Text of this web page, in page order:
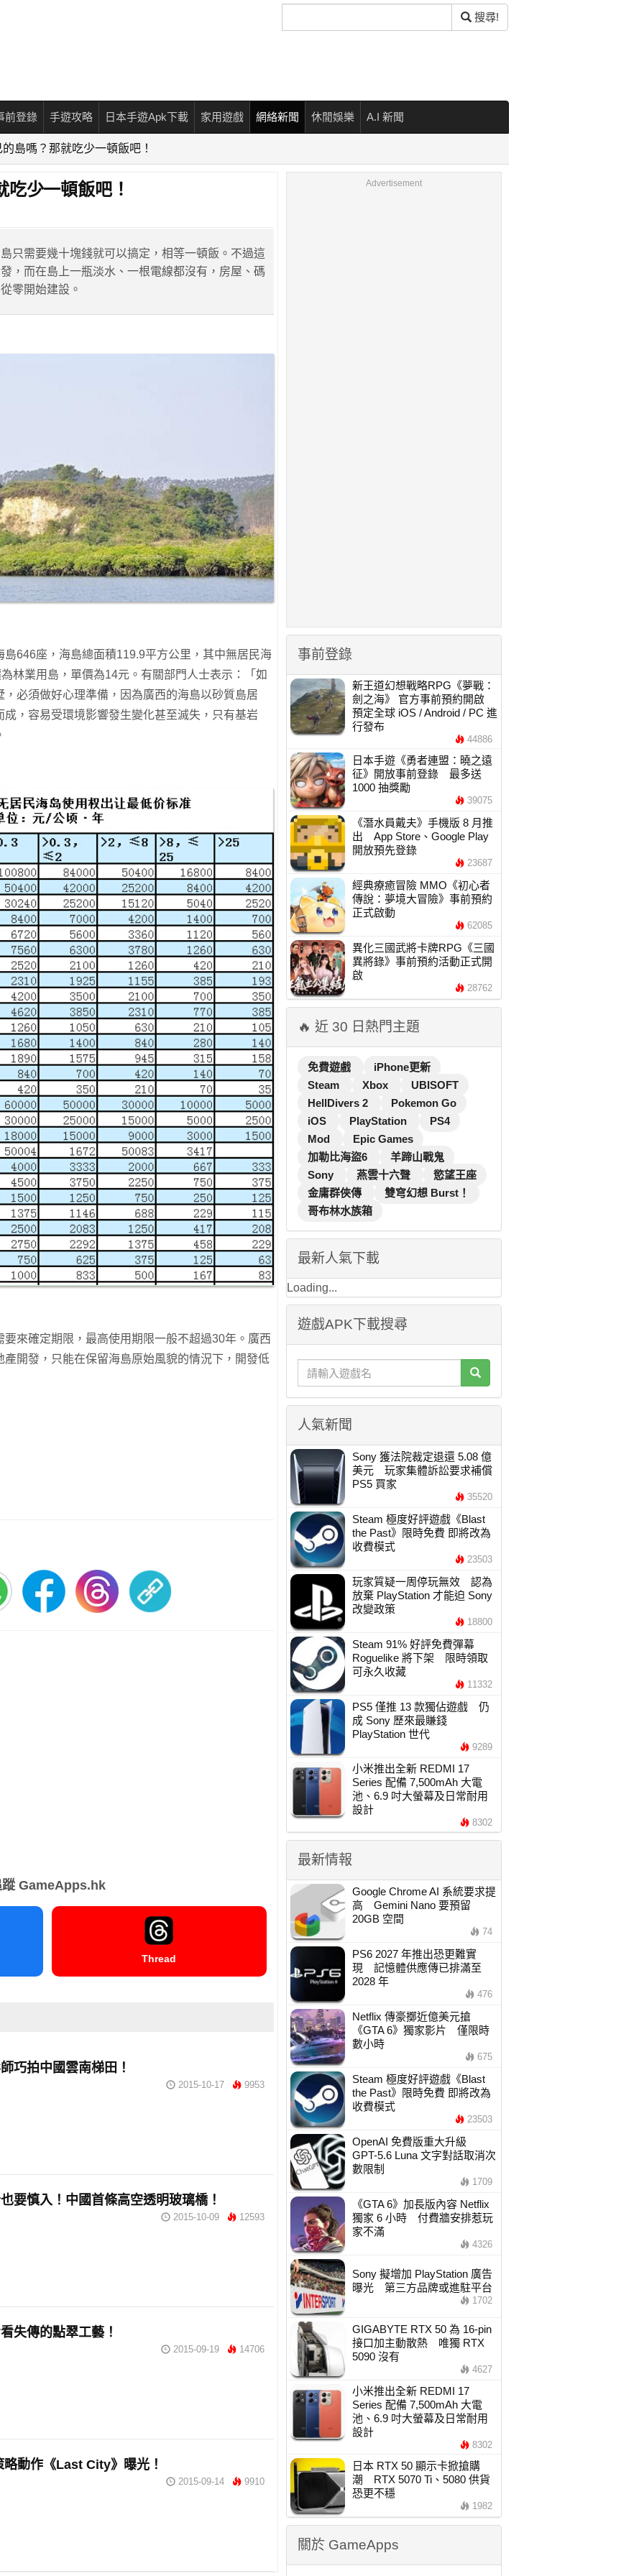
尋
搜尋!
前登錄 手遊攻略 日本手遊Apk下載 家用遊戲 網絡新聞 休閒娛樂 A.I 新聞
島嗎？那就吃少一頓飯吧！
少一頓飯吧！
只需要幾十塊錢就可以搞定，相等一頓飯。不過這
，而在島上一瓶淡水、一根電線都沒有，房屋、碼
零開始建設。
646座，海島總面積119.9平方公里，其中無居民海
林業用島，單價為14元。 有關部門人士表示：「如
必須做好心理準備，因為廣西的海島以砂質島居
，容易受環境影響發生變化甚至滅失，只有基岩
來確定期限，最高使用期限一般不超過30年。廣西
開發，只能在保留海島原始風貌的情況下，開發低
蹤 GameApps.hk
Thread
巧拍中國雲南梯田！
2015-10-17 9953
要慎入！中國首條高空透明玻璃橋！
2015-10-09 12593
失傳的點翠工藝！
2015-09-19 14706
略動作《Last City》曝光！
2015-09-14 9910
Advertisement
事前登錄
新王道幻想戰略RPG《夢戰：
劍之海》 官方事前預約開啟
預定全球 iOS / Android / PC 進
行發布
44886
日本手遊《勇者連盟：曉之遠
征》開放事前登錄 最多送
1000 抽獎勵
39075
《潛水員戴夫》手機版 8 月推
出 App Store、Google Play
開放預先登錄
23687
經典療癒冒險 MMO《初心者
傳說：夢境大冒險》事前預約
正式啟動
62085
異化三國武將卡牌RPG《三國
異將錄》事前預約活動正式開
啟
28762
🔥 近 30 日熱門主題
免費遊戲
iPhone更新
Steam
Xbox
UBISOFT
HellDivers 2
Pokemon Go
iOS
PlayStation
PS4
Mod
Epic Games
加勒比海盜6
羊蹄山戰鬼
Sony
燕雲十六聲
慾望王座
金庸群俠傳
雙穹幻想 Burst！
哥布林水族箱
最新人氣下載
Loading...
遊戲APK下載搜尋
人氣新聞
Sony 獲法院裁定退還 5.08 億
美元 玩家集體訴訟要求補償
PS5 買家
35520
Steam 極度好評遊戲《Blast
the Past》限時免費 即將改為
收費模式
23503
玩家質疑一周停玩無效 認為
放棄 PlayStation 才能迫 Sony
改變政策
18800
Steam 91% 好評免費彈幕
Roguelike 將下架 限時領取
可永久收藏
11332
PS5 僅推 13 款獨佔遊戲 仍
成 Sony 歷來最賺錢
PlayStation 世代
9289
小米推出全新 REDMI 17
Series 配備 7,500mAh 大電
池、6.9 吋大螢幕及日常耐用
設計
8302
最新情報
Google Chrome AI 系統要求提
高 Gemini Nano 要預留
20GB 空間
74
PS6 2027 年推出恐更難實
現 記憶體供應傳已排滿至
2028 年
476
Netflix 傳豪擲近億美元搶
《GTA 6》獨家影片 僅限時
數小時
675
Steam 極度好評遊戲《Blast
the Past》限時免費 即將改為
收費模式
23503
OpenAI 免費版重大升級
GPT-5.6 Luna 文字對話取消次
數限制
1709
《GTA 6》加長版內容 Netflix
獨家 6 小時 付費牆安排惹玩
家不滿
4326
Sony 擬增加 PlayStation 廣告
曝光 第三方品牌或進駐平台
1702
GIGABYTE RTX 50 為 16-pin
接口加主動散熱 唯獨 RTX
5090 沒有
4627
小米推出全新 REDMI 17
Series 配備 7,500mAh 大電
池、6.9 吋大螢幕及日常耐用
設計
8302
日本 RTX 50 顯示卡掀搶購
潮 RTX 5070 Ti、5080 供貨
恐更不穩
1982
關於 GameApps